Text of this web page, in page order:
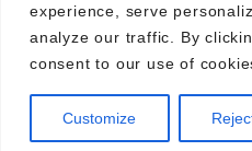
experience, serve
analyze our traffic. By
consent to our use of
Customize